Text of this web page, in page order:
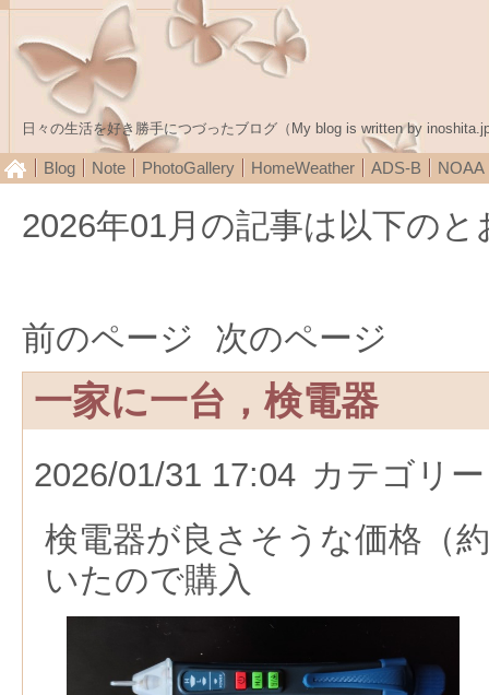
日々の生活を好き勝手につづったブログ（My blog is written by
Blog Note PhotoGallery HomeWeather ADS-B NOAA
2026年01月の記事は以下の
前のページ 次のページ
一家に一台，検電器
2026/01/31 17:04 カテゴリ
検電器が良さそうな価格（
いたので購入